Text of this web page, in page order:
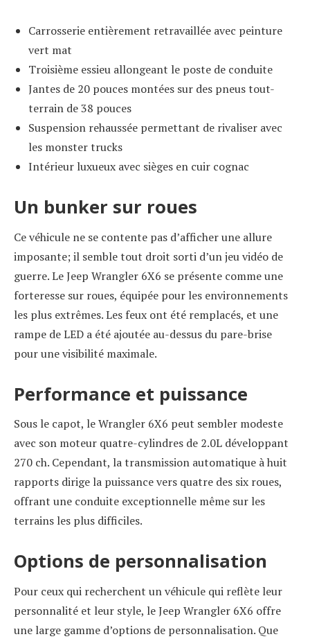
Carrosserie entièrement retravaillée avec peinture
vert mat
Troisième essieu allongeant le poste de conduite
Jantes de 20 pouces montées sur des pneus tout-
terrain de 38 pouces
Suspension rehaussée permettant de rivaliser avec
les monster trucks
Intérieur luxueux avec sièges en cuir cognac
Un bunker sur roues
Ce véhicule ne se contente pas d’afficher une allure
imposante; il semble tout droit sorti d’un jeu vidéo de
guerre. Le Jeep Wrangler 6X6 se présente comme une
forteresse sur roues, équipée pour les environnements
les plus extrêmes. Les feux ont été remplacés, et une
rampe de LED a été ajoutée au-dessus du pare-brise
pour une visibilité maximale.
Performance et puissance
Sous le capot, le Wrangler 6X6 peut sembler modeste
avec son moteur quatre-cylindres de 2.0L développant
270 ch. Cependant, la transmission automatique à huit
rapports dirige la puissance vers quatre des six roues,
offrant une conduite exceptionnelle même sur les
terrains les plus difficiles.
Options de personnalisation
Pour ceux qui recherchent un véhicule qui reflète leur
personnalité et leur style, le Jeep Wrangler 6X6 offre
une large gamme d’options de personnalisation. Que